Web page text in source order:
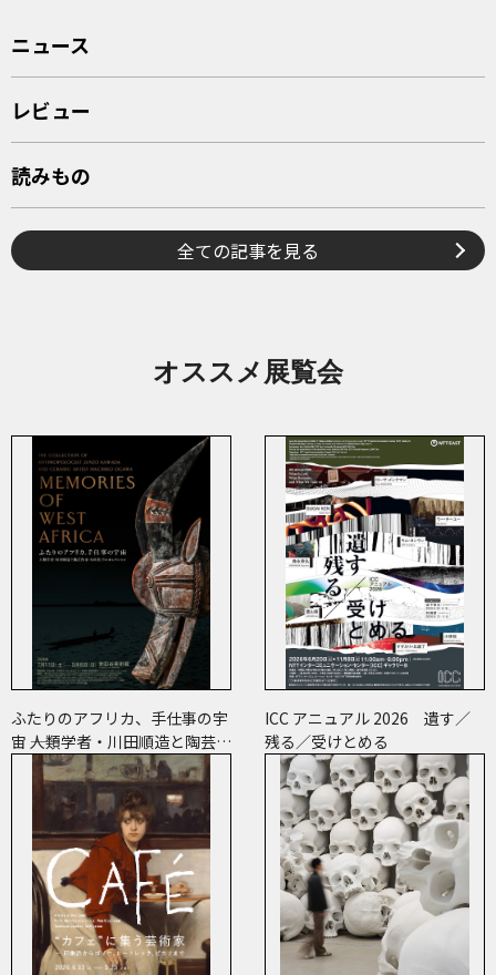
ニュース
レビュー
読みもの
全ての記事を見る
オススメ展覧会
ふたりのアフリカ、手仕事の宇
宙 ――人類学者・川田順造と陶芸作
家・小川待子のコレクション
ICC アニュアル 2026 遺す／
残る／受けとめる